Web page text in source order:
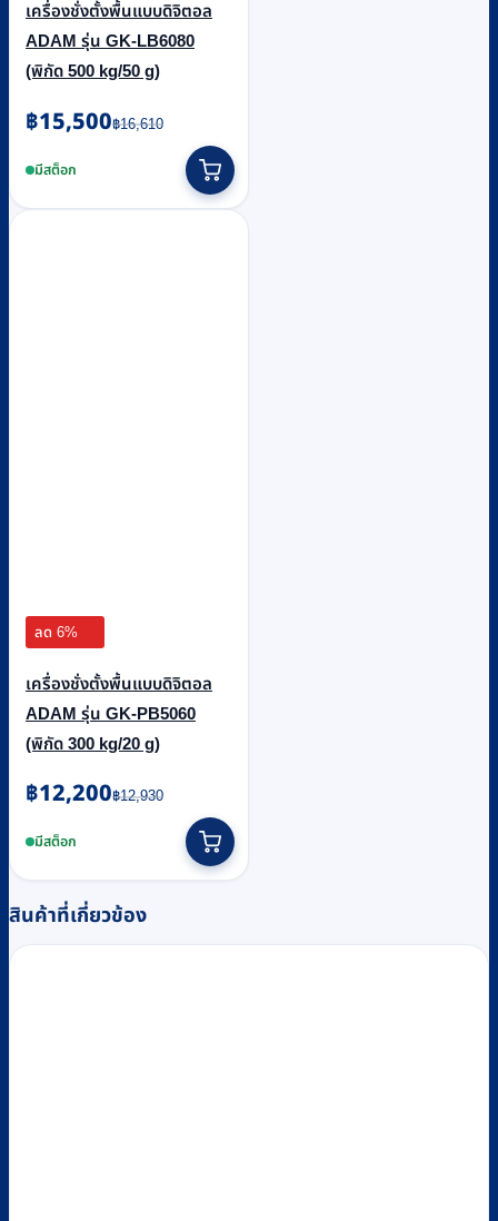
เครื่องชั่งตั้งพื้นแบบดิจิตอล
ADAM รุ่น GK-LB6080
(พิกัด 500 kg/50 g)
฿16,610
Original
price
was:
฿15,500
Current
price
is:มีสต็อก
ลด 6%
เครื่องชั่งตั้งพื้นแบบดิจิตอล
ADAM รุ่น GK-PB5060
(พิกัด 300 kg/20 g)
฿12,930
Original
price
was:
฿12,200
Current
price
is:มีสต็อก
สินค้าที่เกี่ยวข้อง